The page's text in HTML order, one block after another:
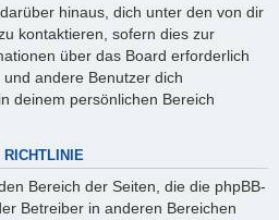
hinaus, dich unter den von dir
kontaktieren, sofern dies zur
über das Board erforderlich
andere Benutzer dich
deinem persönlichen Bereich
RICHTLINIE
Bereich der Seiten, die die phpBB-
Betreiber in anderen Bereichen